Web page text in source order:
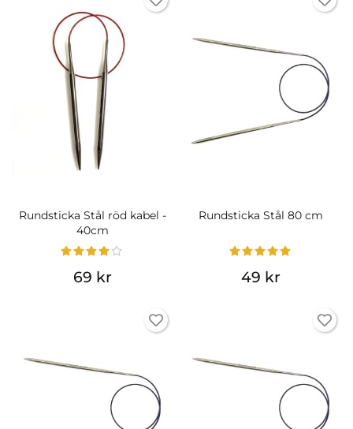
Rundsticka Stål röd kabel -
40cm
69 kr
Rundsticka Stål 80 cm
49 kr